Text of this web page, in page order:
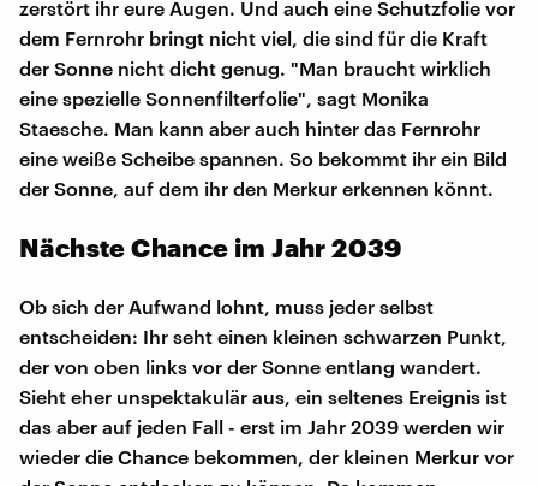
zerstört ihr eure Augen. Und auch eine Schutzfolie vor
dem Fernrohr bringt nicht viel, die sind für die Kraft
der Sonne nicht dicht genug. "Man braucht wirklich
eine spezielle Sonnenfilterfolie", sagt Monika
Staesche. Man kann aber auch hinter das Fernrohr
eine weiße Scheibe spannen. So bekommt ihr ein Bild
der Sonne, auf dem ihr den Merkur erkennen könnt.
Nächste Chance im Jahr 2039
Ob sich der Aufwand lohnt, muss jeder selbst
entscheiden: Ihr seht einen kleinen schwarzen Punkt,
der von oben links vor der Sonne entlang wandert.
Sieht eher unspektakulär aus, ein seltenes Ereignis ist
das aber auf jeden Fall - erst im Jahr 2039 werden wir
wieder die Chance bekommen, der kleinen Merkur vor